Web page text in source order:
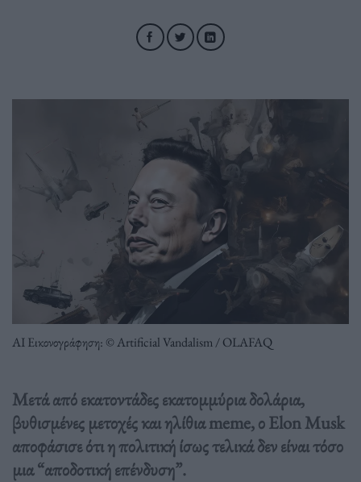
ΑΙ Εικονογράφηση: © Artificial Vandalism / OLAFAQ
Μετά από εκατοντάδες εκατομμύρια δολάρια,
βυθισμένες μετοχές και ηλίθια meme, ο Elon Musk
αποφάσισε ότι η πολιτική ίσως τελικά δεν είναι τόσο
μια “αποδοτική επένδυση”.